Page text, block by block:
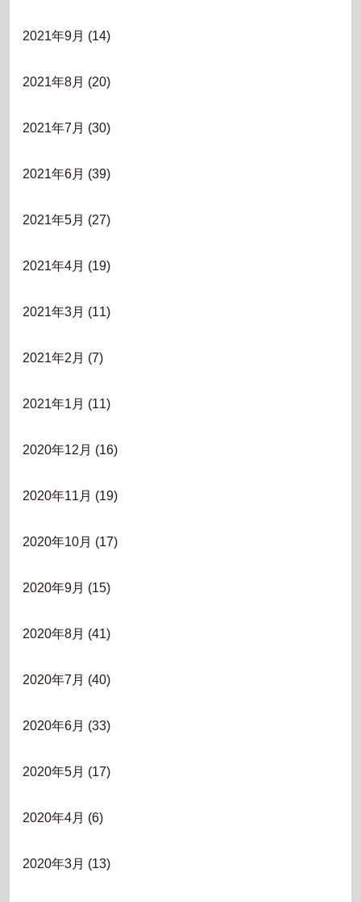
2021年9月 (14)
2021年8月 (20)
2021年7月 (30)
2021年6月 (39)
2021年5月 (27)
2021年4月 (19)
2021年3月 (11)
2021年2月 (7)
2021年1月 (11)
2020年12月 (16)
2020年11月 (19)
2020年10月 (17)
2020年9月 (15)
2020年8月 (41)
2020年7月 (40)
2020年6月 (33)
2020年5月 (17)
2020年4月 (6)
2020年3月 (13)